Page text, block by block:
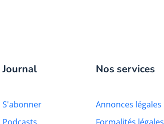
Journal
S'abonner
Nos services
Annonces légales